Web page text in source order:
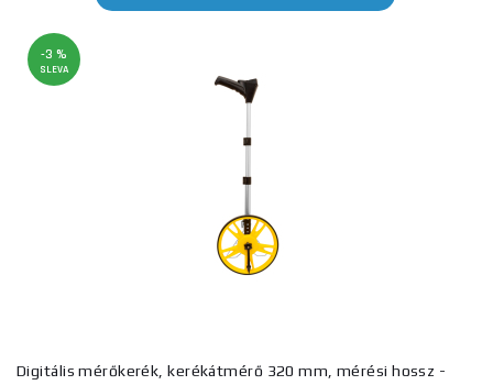
-3 %
SLEVA
Digitális mérőkerék, kerékátmérő 320 mm, mérési hossz -